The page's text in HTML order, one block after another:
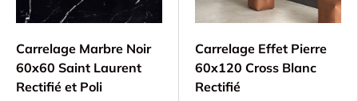
Carrelage Marbre Noir
60x60 Saint Laurent
Rectifié et Poli
Carrelage Effet Pierre
60x120 Cross Blanc
Rectifié